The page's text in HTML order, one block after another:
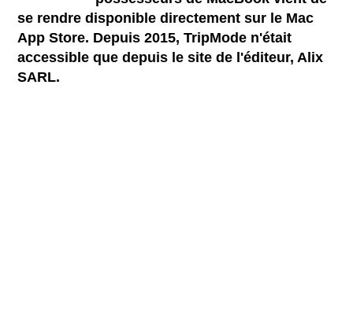
se rendre disponible directement sur le Mac
App Store. Depuis 2015, TripMode n'était
accessible que depuis le site de l'éditeur, Alix
SARL.